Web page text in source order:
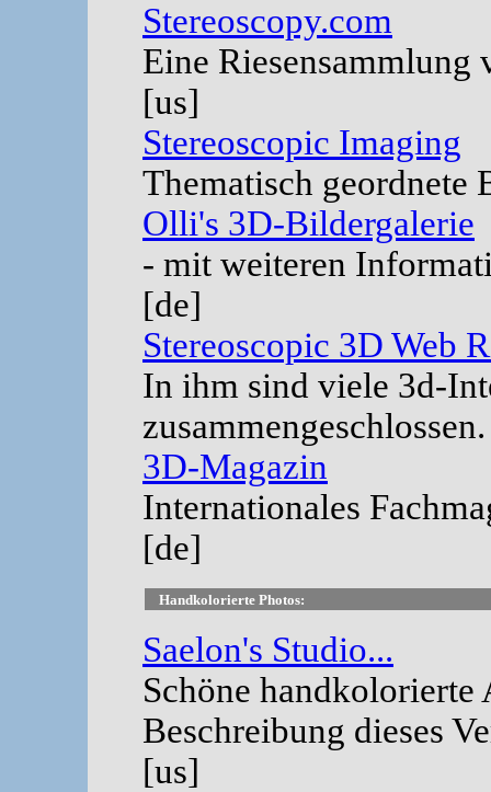
Stereoscopy.com
Eine Riesensammlung
[us]
Stereoscopic Imaging
Thematisch geordnete
Olli's 3D-Bildergalerie
- mit weiteren
[de]
Stereoscopic 3D Web
In ihm sind viele 3d-
3D-Magazin
Internationales
[de]
Handkolorierte Photos:
Saelon's Studio...
Schöne handkolorierte
Beschreibung dieses
[us]